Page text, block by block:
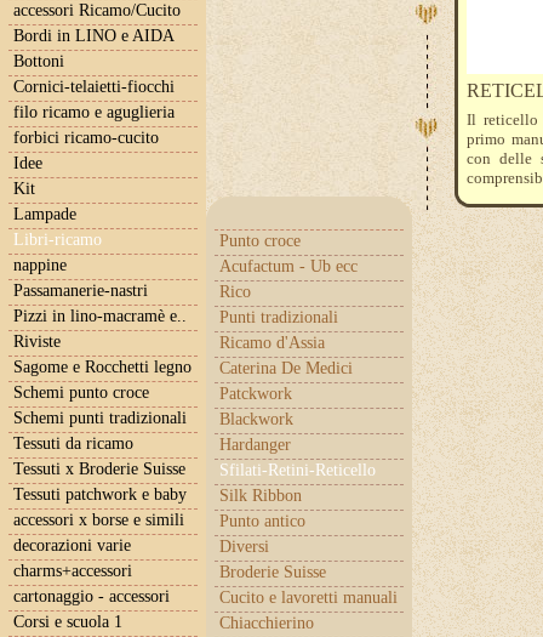
accessori Ricamo/Cucito
Bordi in LINO e AIDA
Bottoni
Cornici-telaietti-fiocchi
filo ricamo e aguglieria
forbici ricamo-cucito
Idee
Kit
Lampade
Libri-ricamo
Punto croce
Acufactum - Ub ecc
Rico
Punti tradizionali
Ricamo d'Assia
Caterina De Medici
Patckwork
Blackwork
Hardanger
Sfilati-Retini-Reticello
Silk Ribbon
Punto antico
Diversi
Broderie Suisse
Cucito e lavoretti manuali
Chiacchierino
nappine
Passamanerie-nastri
Pizzi in lino-macramè e..
Riviste
Sagome e Rocchetti legno
Schemi punto croce
Schemi punti tradizionali
Tessuti da ricamo
Tessuti x Broderie Suisse
Tessuti patchwork e baby
accessori x borse e simili
decorazioni varie
charms+accessori
cartonaggio - accessori
Corsi e scuola 1
Il reticello
primo
con delle